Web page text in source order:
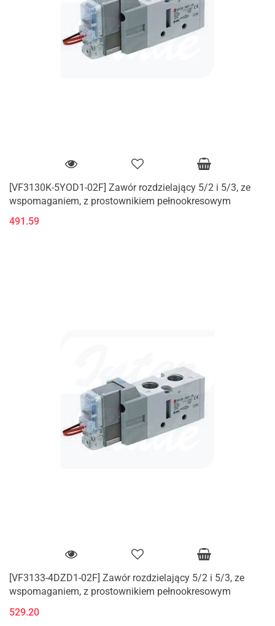
[VF3130K-5YOD1-02F] Zawór rozdzielający 5/2 i 5/3, ze
wspomaganiem, z prostownikiem pełnookresowym
491.59
[VF3133-4DZD1-02F] Zawór rozdzielający 5/2 i 5/3, ze
wspomaganiem, z prostownikiem pełnookresowym
529.20